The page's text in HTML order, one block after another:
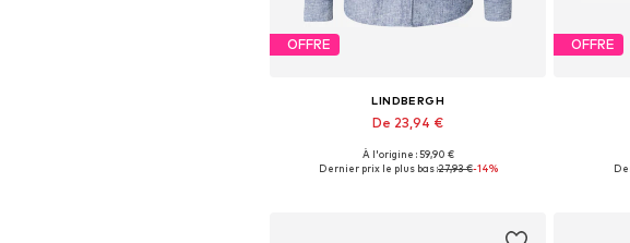
OFFRE
LINDBERGH
De 23,94 €
Tailles disponibles: S, L
À l'origine : 59,90 €
Dernier prix le plus bas :27,93 €-14%
OFFRE